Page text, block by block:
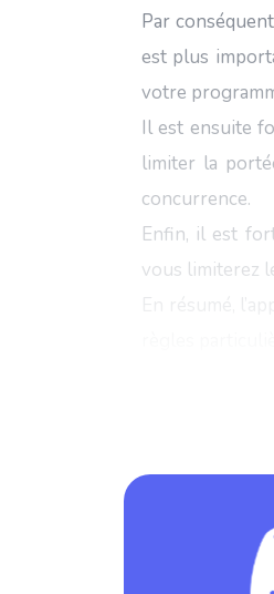
Par
est plus
votre
Il est ensuite
limiter la
concurrence.
Enfin, il est
vous limiterez